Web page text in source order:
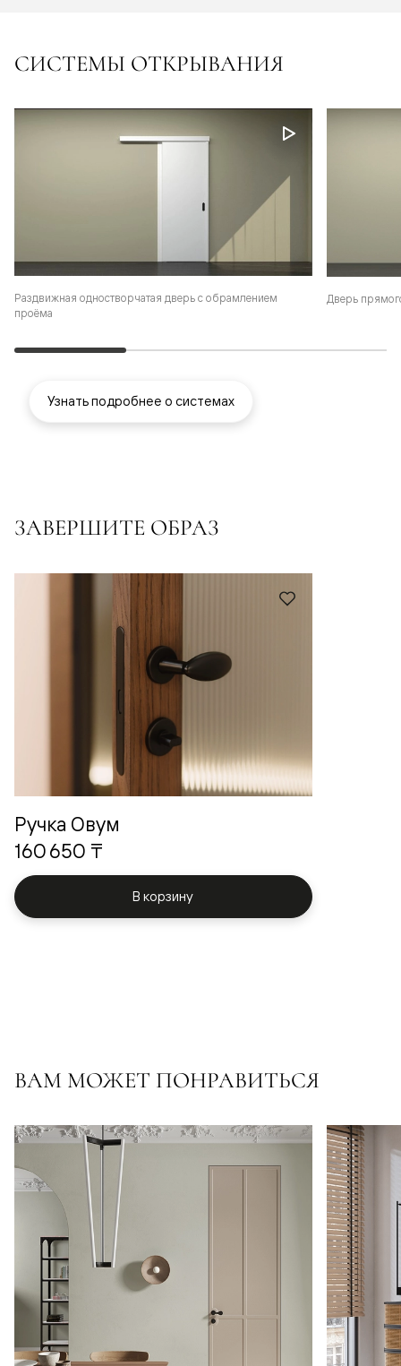
СИСТЕМЫ ОТКРЫВАНИЯ
Раздвижная одностворчатая дверь с обрамлением
проёма
Дверь
Узнать подробнее о системах
ЗАВЕРШИТЕ ОБРАЗ
Ручка Овум
160 650 ₸
В корзину
ВАМ МОЖЕТ ПОНРАВИТЬСЯ